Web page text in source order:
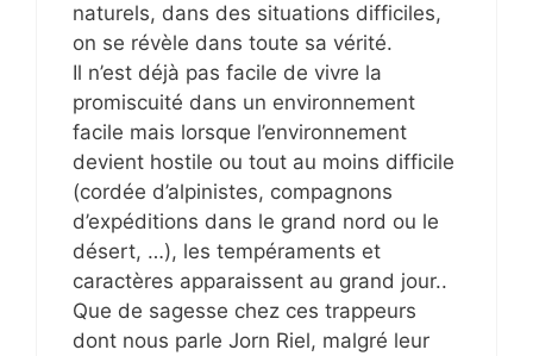
naturels, dans des situations difficiles,
on se révèle dans toute sa vérité.
Il n’est déjà pas facile de vivre la
promiscuité dans un environnement
facile mais lorsque l’environnement
devient hostile ou tout au moins difficile
(cordée d’alpinistes, compagnons
d’expéditions dans le grand nord ou le
désert, …), les tempéraments et
caractères apparaissent au grand jour..
Que de sagesse chez ces trappeurs
dont nous parle Jorn Riel, malgré leur